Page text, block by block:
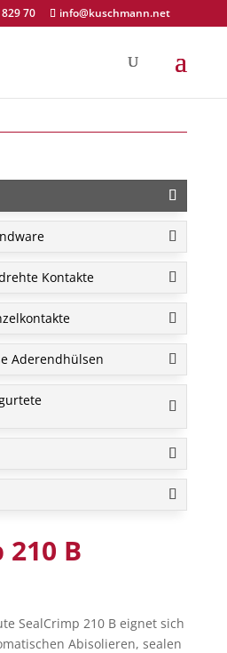
70 info@kuschmann.net
Kontakte
Aderendhülsen
B
SealCrimp 210 B eignet sich
Abisolieren, sealen